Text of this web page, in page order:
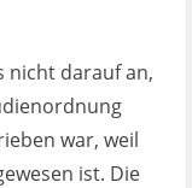
nicht darauf an,
war, weil
ist. Die